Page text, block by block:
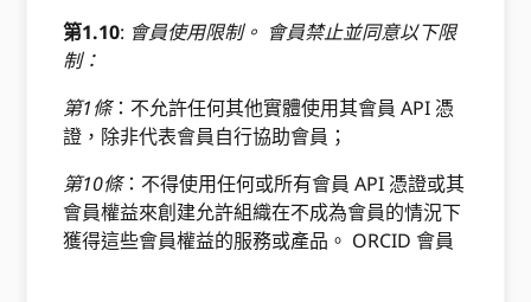
第1.10: 會員使用限制。 會員禁止並同意以下限
制：
第1條：不允許任何其他實體使用其會員 API 憑
證，除非代表會員自行協助會員；
第10條：不得使用任何或所有會員 API 憑證或其
會員權益來創建允許組織在不成為會員的情況下
獲得這些會員權益的服務或產品。 ORCID 會員